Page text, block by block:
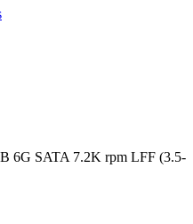
6G SATA 7.2K rpm LFF (3.5-